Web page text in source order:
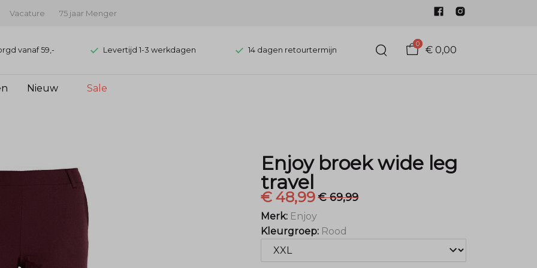
Vacature 75 jaar Menger
vanaf 59,- Levertijd 1-3 werkdagen 14 dagen retourtermijn
0
€ 0,00
Nieuw Sale
Enjoy broek wide leg
travel
€ 48,99€ 69,99
Merk: Enjoy
Kleurgroep: Rood